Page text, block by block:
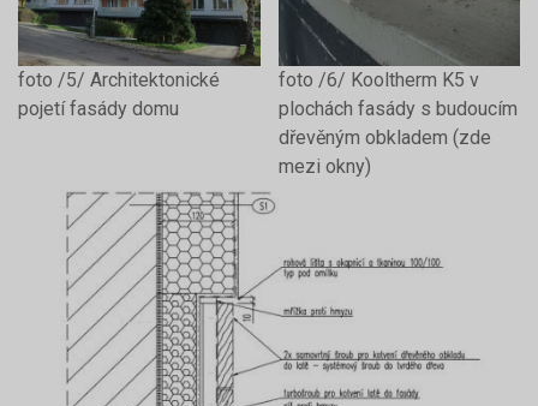
foto /5/ Architektonické
pojetí fasády domu
foto /6/ Kooltherm K5 v
plochách fasády s budoucím
dřevěným obkladem (zde
mezi okny)